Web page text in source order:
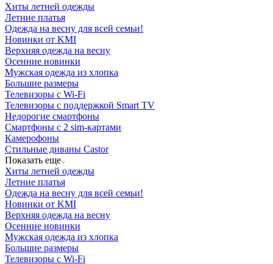
Хиты летней одежды
Летние платья
Одежда на весну для всей семьи!
Новинки от KMI
Верхняя одежда на весну
Осенние новинки
Мужская одежда из хлопка
Большие размеры
Телевизоры с Wi-Fi
Телевизоры с поддержкой Smart TV
Недорогие смартфоны
Смартфоны с 2 sim-картами
Камерофоны
Стильные диваны Castor
Показать еще
Хиты летней одежды
Летние платья
Одежда на весну для всей семьи!
Новинки от KMI
Верхняя одежда на весну
Осенние новинки
Мужская одежда из хлопка
Большие размеры
Телевизоры с Wi-Fi